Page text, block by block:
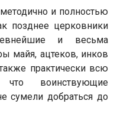
и полностью
позднее церковники
и весьма
майя, ацтеков, инков
практически всю
воинствующие
сумели добраться до